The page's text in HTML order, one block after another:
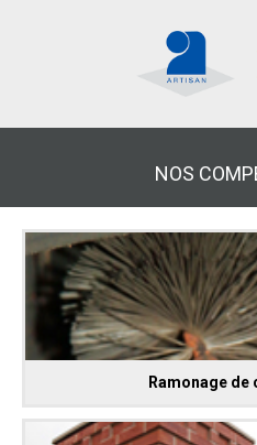
NOS
Ramonage de